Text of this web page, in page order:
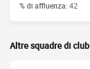
% di affluenza:42
Altre squadre di club